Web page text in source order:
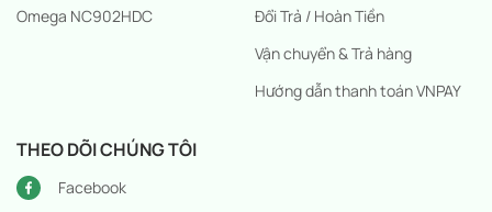
Omega NC902HDC
Đổi Trả / Hoàn Tiền
Vận chuyển & Trả hàng
Hướng dẫn thanh toán VNPAY
THEO DÕI CHÚNG TÔI
Facebook